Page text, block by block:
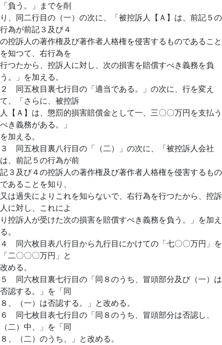
「負う。」までを削
り、同二行目の（一）の次に、「被控訴人【Ａ】は、前記５の
行為が前記３及び４
の控訴人の著作権及び著作者人格権を侵害するものであること
を知つて、右行為を
行つたから、控訴人に対し、次の損害を賠償すべき義務を負
う。」を加える。
２ 同五枚目裏七行目の「適当である。」の次に、行を変え
て、「さらに、被控訴
人【Ａ】は、懲罰的損害賠償金として一、三〇〇万円を支払う
べき義務がある。」
を加える。
３ 同五枚目裏八行目の「（二）」の次に、「被控訴人会社
は、前記５の行為が前
記３及び４の控訴人の著作権及び著作者人格権を侵害するもの
であることを知り、
又は過失によりこれを知らないで、右行為を行つたから、控訴
人に対し、これによ
り控訴人が受けた次の損害を賠償すべき義務を負う。」を加え
る。
４ 同六枚目表八行目から九行目にかけての「七〇〇万円」を
「二〇〇〇万円」と
改める。
５ 同六枚目裏七行目の「同８のうち、冒頭部分及び（一）は
否認する。」を「同
８、（一）は否認する。」と改める。
６ 同七枚目表七行目の「同８のうち、冒頭部分は否認し、
（二）中、」を「同
８、（二）のうち、」と改める。